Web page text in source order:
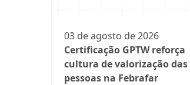
03 de agosto de 2026
Certificação GPTW reforça
cultura de valorização das
pessoas na Febrafar